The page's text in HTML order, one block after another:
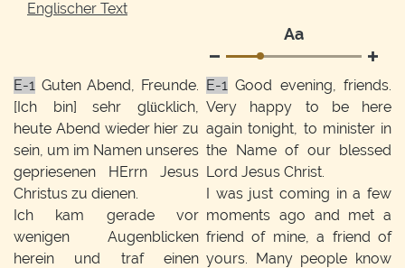
Englischer Text
Аа
E-1 Guten Abend, Freunde.
[Ich bin] sehr glücklich,
heute Abend wieder hier zu
sein, um im Namen unseres
gepriesenen HErrn Jesus
Christus zu dienen.
Ich kam gerade vor
wenigen Augenblicken
herein und traf einen
E-1 Good evening, friends.
Very happy to be here
again tonight, to minister in
the Name of our blessed
Lord Jesus Christ.
I was just coming in a few
moments ago and met a
friend of mine, a friend of
yours. Many people know